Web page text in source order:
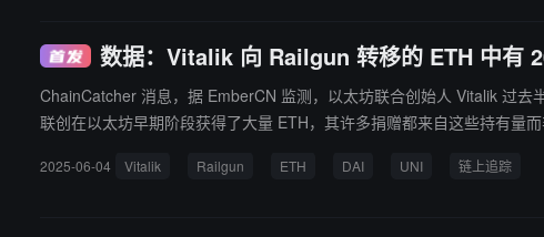
数据：Vitalik 向 Railgun 转移的 ETH 中有
ChainCatcher 消息，据 EmberCN 监测，以太坊联合创始人 Vitalik 过去半
联创在以太坊早期阶段获得了大量 ETH，其许多捐赠都来自这些持有量
2025-06-04 Vitalik Railgun ETH DAI UNI 链上追踪